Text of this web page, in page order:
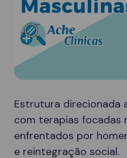
Estrutura direcionada
com terapias focadas
enfrentados por
e reintegração social.